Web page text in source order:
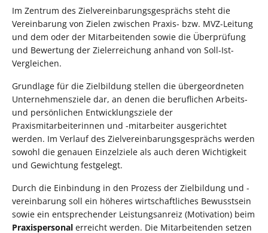
Im Zentrum des Zielvereinbarungsgesprächs steht die
Vereinbarung von Zielen zwischen Praxis- bzw. MVZ-Leitung
und dem oder der Mitarbeitenden sowie die Überprüfung
und Bewertung der Zielerreichung anhand von Soll-Ist-
Vergleichen.
Grundlage für die Zielbildung stellen die übergeordneten
Unternehmensziele dar, an denen die beruflichen Arbeits-
und persönlichen Entwicklungsziele der
Praxismitarbeiterinnen und -mitarbeiter ausgerichtet
werden. Im Verlauf des Zielvereinbarungsgesprächs werden
sowohl die genauen Einzelziele als auch deren Wichtigkeit
und Gewichtung festgelegt.
Durch die Einbindung in den Prozess der Zielbildung und -
vereinbarung soll ein höheres wirtschaftliches Bewusstsein
sowie ein entsprechender Leistungsanreiz (Motivation) beim
Praxispersonal erreicht werden. Die Mitarbeitenden setzen